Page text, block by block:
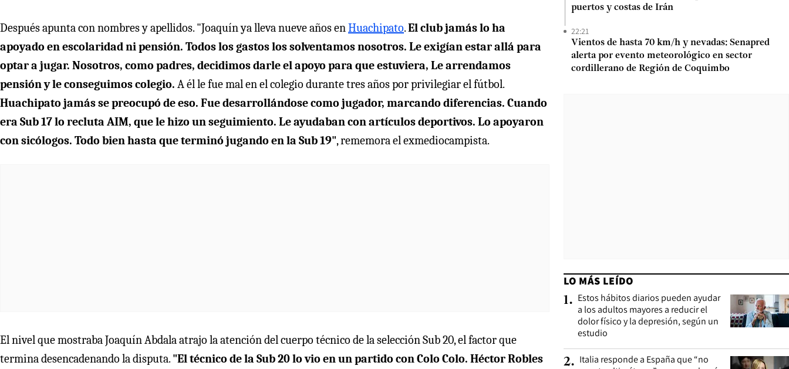
Después apunta con nombres y apellidos. "Joaquín ya lleva nueve años enHuachipato.El club jamás lo ha
apoyado en escolaridad ni pensión. Todos los gastos los solventamos nosotros. Le exigían estar allá para
optar a jugar. Nosotros, como padres, decidimos darle el apoyo para que estuviera, Le arrendamos
pensión y le conseguimos colegio. A él le fue mal en el colegio durante tres años por privilegiar el fútbol.
Huachipato jamás se preocupó de eso. Fue desarrollándose como jugador, marcando diferencias. Cuando
era Sub 17 lo recluta AIM, que le hizo un seguimiento. Le ayudaban con artículos deportivos. Lo apoyaron
con sicólogos. Todo bien hasta que terminó jugando en la Sub 19", rememora el exmediocampista.
El nivel que mostraba Joaquín Abdala atrajo la atención del cuerpo técnico de la selección Sub 20, el factor que
termina desencadenando la disputa. "El técnico de la Sub 20 lo vio en un partido con Colo Colo. Héctor Robles
puertos y costas de Irán
22:21
Vientos de hasta 70 km/h y nevadas: Senapred
alerta por evento meteorológico en sector
cordillerano de Región de Coquimbo
LO MÁS LEÍDO
1. Estos hábitos diarios pueden ayudar
a los adultos mayores a reducir el
dolor físico y la depresión, según un
estudio
2. Italia responde a España que “no